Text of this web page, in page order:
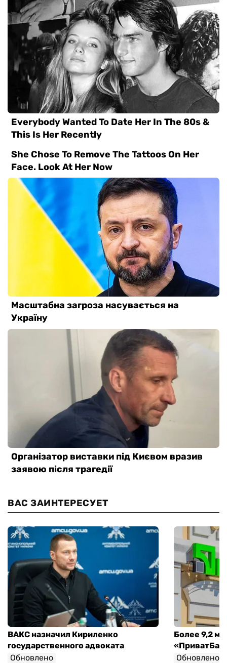
ВАС ЗАИНТЕРЕСУЕТ
ВАКС назначил Кириленко
государственного адвоката
Обновлено
Более 9,2
Обновлено